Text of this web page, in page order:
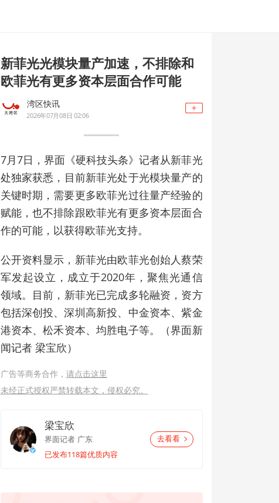
新菲光光模块量产加速，不排除和
欧菲光有更多资本层面合作可能
湾区快讯
2026年07月08日 02:06
7月7日，界面《硬科技头条》记者从新菲光
处独家获悉， 目前新菲光处于光模块量产的
关键时期，需要更多欧菲光过往量产经验的
赋能，也不排除跟欧菲光有更多资本层面合
作的可能，以获得欧菲光支持。
公开资料显示，新菲光由欧菲光创始人蔡荣
军发起设立，成立于2020年，聚焦光通信
领域。目前， 新菲光已完成多轮融资，资方
包括深创投、深圳高新投、中金资本、紫金
港资本、松禾资本、均胜电子等。（界面新
闻记者 梁宝欣）
广告等商务合作， 请点击这里
未经正式授权严禁转载本文，侵权必究。
梁宝欣
界面记者 广东
已发布118篇优质内容
去看看